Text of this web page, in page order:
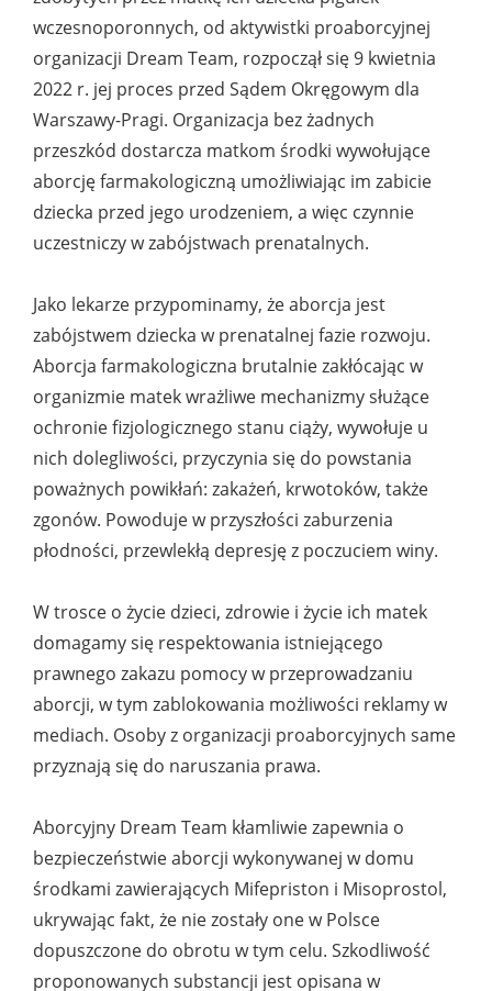
wczesnoporonnych, od aktywistki proaborcyjnej
organizacji Dream Team, rozpoczął się 9 kwietnia
2022 r. jej proces przed Sądem Okręgowym dla
Warszawy-Pragi. Organizacja bez żadnych
przeszkód dostarcza matkom środki wywołujące
aborcję farmakologiczną umożliwiając im zabicie
dziecka przed jego urodzeniem, a więc czynnie
uczestniczy w zabójstwach prenatalnych.
Jako lekarze przypominamy, że aborcja jest
zabójstwem dziecka w prenatalnej fazie rozwoju.
Aborcja farmakologiczna brutalnie zakłócając w
organizmie matek wrażliwe mechanizmy służące
ochronie fizjologicznego stanu ciąży, wywołuje u
nich dolegliwości, przyczynia się do powstania
poważnych powikłań: zakażeń, krwotoków, także
zgonów. Powoduje w przyszłości zaburzenia
płodności, przewlekłą depresję z poczuciem winy.
W trosce o życie dzieci, zdrowie i życie ich matek
domagamy się respektowania istniejącego
prawnego zakazu pomocy w przeprowadzaniu
aborcji, w tym zablokowania możliwości reklamy w
mediach. Osoby z organizacji proaborcyjnych same
przyznają się do naruszania prawa.
Aborcyjny Dream Team kłamliwie zapewnia o
bezpieczeństwie aborcji wykonywanej w domu
środkami zawierających Mifepriston i Misoprostol,
ukrywając fakt, że nie zostały one w Polsce
dopuszczone do obrotu w tym celu. Szkodliwość
proponowanych substancji jest opisana w